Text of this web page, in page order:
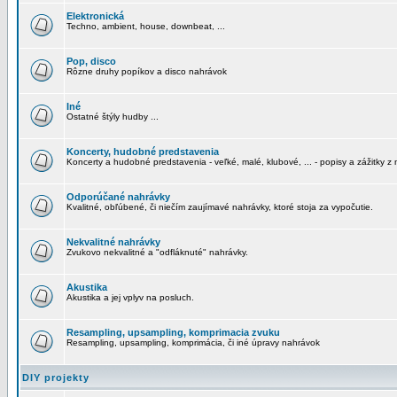
Elektronická
Techno, ambient, house, downbeat, ...
Pop, disco
Rôzne druhy popíkov a disco nahrávok
Iné
Ostatné štýly hudby ...
Koncerty, hudobné predstavenia
Koncerty a hudobné predstavenia - veľké, malé, klubové, ... - popisy a zážitky z
Odporúčané nahrávky
Kvalitné, obľúbené, či niečím zaujímavé nahrávky, ktoré stoja za vypočutie.
Nekvalitné nahrávky
Zvukovo nekvalitné a "odfláknuté" nahrávky.
Akustika
Akustika a jej vplyv na posluch.
Resampling, upsampling, komprimacia zvuku
Resampling, upsampling, komprimácia, či iné úpravy nahrávok
DIY projekty